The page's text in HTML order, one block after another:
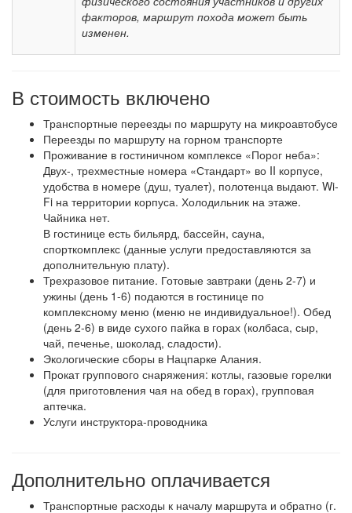
факторов, маршрут похода может быть
изменен.
В стоимость включено
Транспортные переезды по маршруту на микроавтобусе
Переезды по маршруту на горном транспорте
Проживание в гостиничном комплексе «Порог неба»:
Двух-, трехместные номера «Стандарт» во II корпусе,
удобства в номере (душ, туалет), полотенца выдают. Wi-
Fi на территории корпуса. Холодильник на этаже.
Чайника нет.
В гостинице есть бильярд, бассейн, сауна,
спорткомплекс (данные услуги предоставляются за
дополнительную плату).
Трехразовое питание. Готовые завтраки (день 2-7) и
ужины (день 1-6) подаются в гостинице по
комплексному меню (меню не индивидуальное!). Обед
(день 2-6) в виде сухого пайка в горах (колбаса, сыр,
чай, печенье, шоколад, сладости).
Экологические сборы в Нацпарке Алания.
Прокат группового снаряжения: котлы, газовые горелки
(для приготовления чая на обед в горах), групповая
аптечка.
Услуги инструктора-проводника
Дополнительно оплачивается
Транспортные расходы к началу маршрута и обратно (г.